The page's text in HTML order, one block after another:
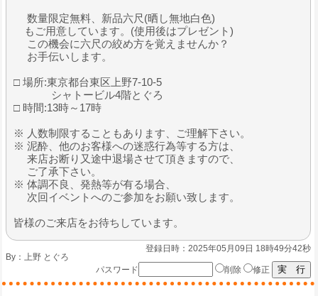
数量限定無料、新品六尺(晒し無地白色)
もご用意しています。(使用後はプレゼント)
この機会に六尺の絞め方を覚えませんか？
お手伝いします。
□ 場所:東京都台東区上野7-10-5
シャトービル4階とぐろ
□ 時間:13時～17時
※ 人数制限することもあります、ご理解下さい。
※ 泥酔、他のお客様への迷惑行為等する方は、
来店お断り又途中退場させて頂きますので、
ご了承下さい。
※ 体調不良、発熱等が有る場合、
次回イベントへのご参加をお願い致します。
皆様のご来店をお待ちしています。
登録日時：2025年05月09日 18時49分42秒
By： 上野 とぐろ
パスワード
削除 修正